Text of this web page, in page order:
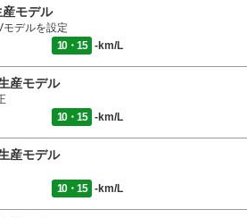
モデル
デルを設定
10・15 -km/L
産モデル
10・15 -km/L
産モデル
10・15 -km/L